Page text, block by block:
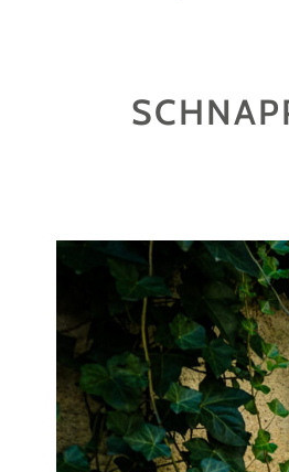
ABENTEUER